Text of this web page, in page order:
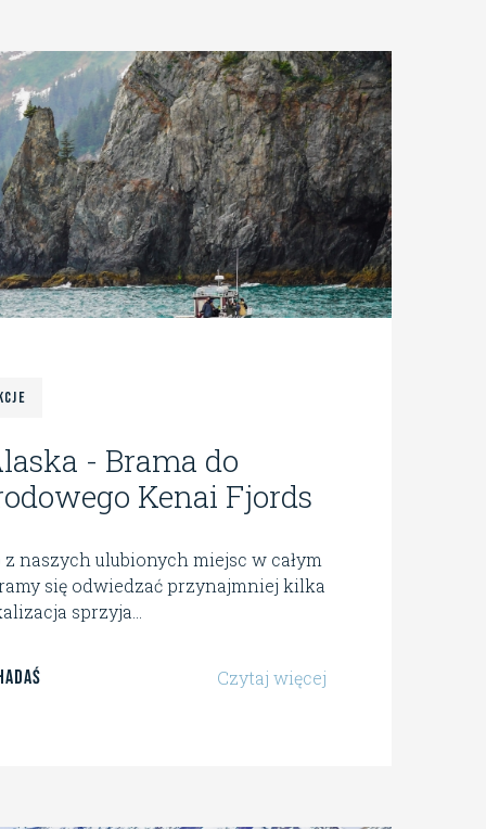
- Brama do
Kenai Fjords
naszych ulubionych miejsc w całym
się odwiedzać przynajmniej kilka
sprzyja...
Czytaj więcej